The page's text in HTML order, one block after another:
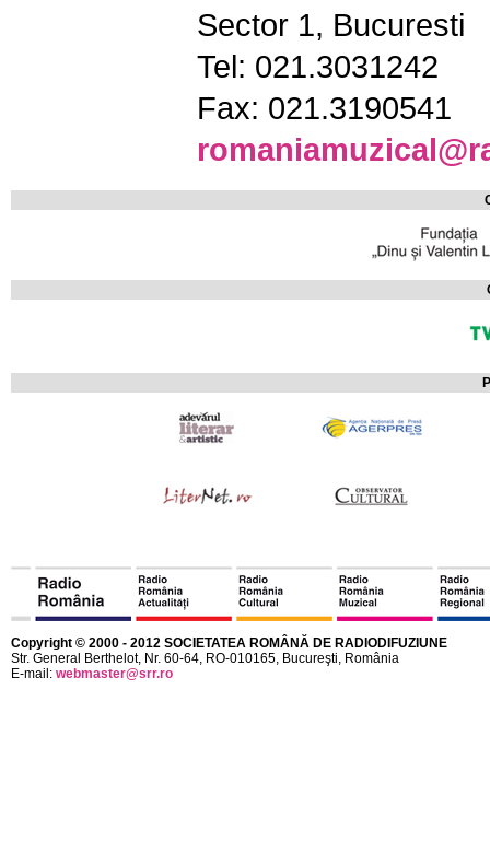
Sector 1, Bucuresti
Tel: 021.3031242
Fax: 021.3190541
Copyright © 2000 - 2012 SOCIETATEA ROMÂNĂ DE RADIODIFUZIUNE
Str. General Berthelot, Nr. 60-64, RO-010165, Bucureşti, România
E-mail: webmaster@srr.ro